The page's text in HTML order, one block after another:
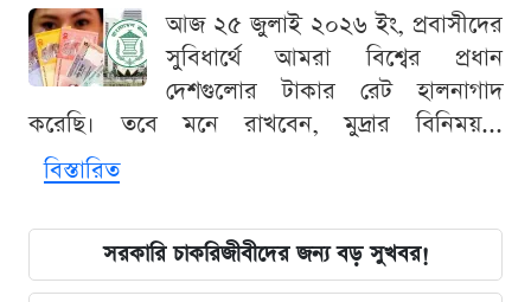
আজ ২৫ জুলাই ২০২৬ ইং, প্রবাসীদের
সুবিধার্থে আমরা বিশ্বের প্রধান
দেশগুলোর টাকার রেট হালনাগাদ
করেছি। তবে মনে রাখবেন, মুদ্রার বিনিময়...
বিস্তারিত
সরকারি চাকরিজীবীদের জন্য বড় সুখবর!